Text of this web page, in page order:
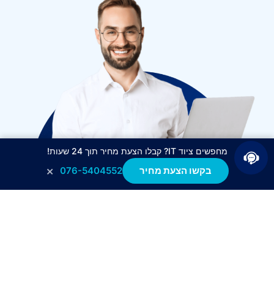
מחפשים ציוד IT? קבלו הצעת מחיר תוך 24 שעות!
בקשו הצעת מחיר 076-5404552
×